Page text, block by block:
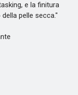
e la finitura
pelle secca."